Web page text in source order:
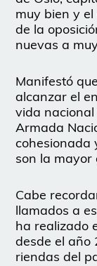
muy bien y
de la
nuevas a
Manifestó
alcanzar el
vida
Armada
cohesionada
son la mayor
Cabe
llamados a
ha realizado
desde el año
riendas del